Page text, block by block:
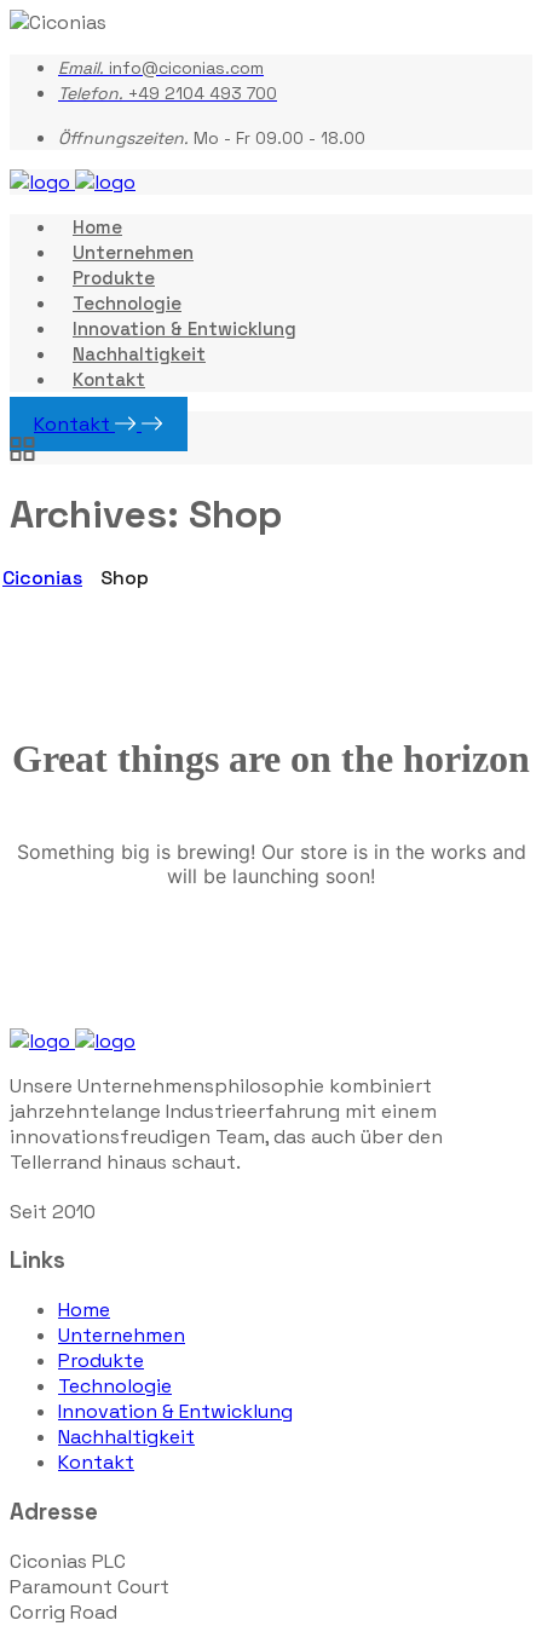
Email. info@ciconias.com
Telefon. +49 2104 493 700
Öffnungszeiten. Mo - Fr 09.00 - 18.00
Home
Unternehmen
Produkte
Technologie
Innovation & Entwicklung
Nachhaltigkeit
Kontakt
Kontakt
Archives: Shop
Ciconias Shop
Great things are on the horizon
Something big is brewing! Our store is in the works and
will be launching soon!
Unsere Unternehmensphilosophie kombiniert
jahrzehntelange Industrieerfahrung mit einem
innovationsfreudigen Team, das auch über den
Tellerrand hinaus schaut.
Seit 2010
Links
Home
Unternehmen
Produkte
Technologie
Innovation & Entwicklung
Nachhaltigkeit
Kontakt
Adresse
Ciconias PLC
Paramount Court
Corrig Road